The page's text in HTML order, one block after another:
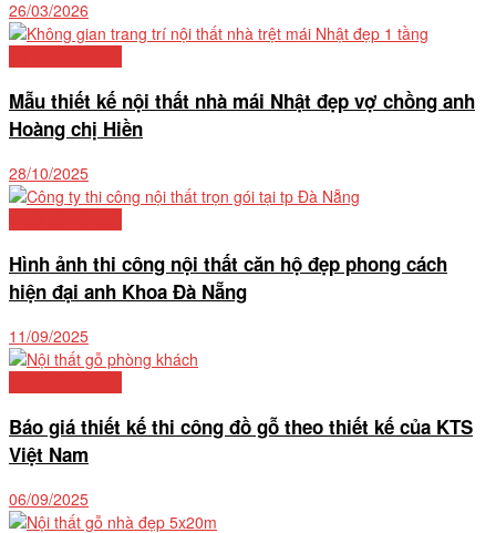
26/03/2026
Mẫu thiết kế nội thất nhà mái Nhật đẹp vợ chồng anh
Hoàng chị Hiền
28/10/2025
Hình ảnh thi công nội thất căn hộ đẹp phong cách
hiện đại anh Khoa Đà Nẵng
11/09/2025
Báo giá thiết kế thi công đồ gỗ theo thiết kế của KTS
Việt Nam
06/09/2025